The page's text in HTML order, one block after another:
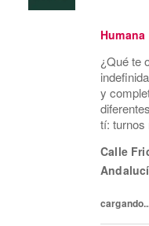
Humana
¿Qué te
y
tí: turnos
laboral
mí...
Calle